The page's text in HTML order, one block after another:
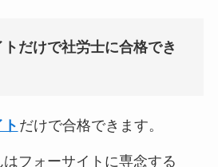
だけで社労士に合格でき
だけで合格できます。
フォーサイトに専念する